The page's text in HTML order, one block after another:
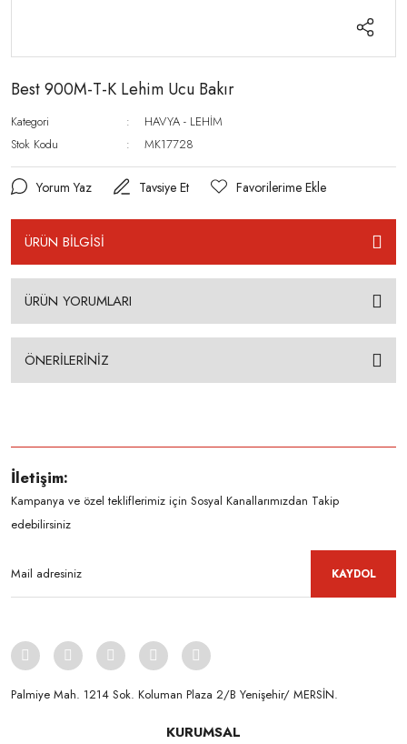
Best 900M-T-K Lehim Ucu Bakır
Kategori
HAVYA - LEHİM
Stok Kodu
MK17728
Yorum Yaz Tavsiye Et
ÜRÜN BİLGİSİ
ÜRÜN YORUMLARI
ÖNERİLERİNİZ
İletişim:
Kampanya ve özel tekliflerimiz için Sosyal Kanallarımızdan Takip
edebilirsiniz
KAYDOL
Palmiye Mah. 1214 Sok. Koluman Plaza 2/B Yenişehir/ MERSİN.ㅤㅤㅤㅤㅤㅤㅤㅤㅤㅤㅤㅤㅤㅤㅤㅤㅤㅤㅤㅤㅤㅤㅤㅤㅤㅤㅤㅤㅤㅤㅤㅤㅤㅤㅤ ㅤㅤㅤㅤㅤㅤㅤㅤㅤㅤ
KURUMSAL